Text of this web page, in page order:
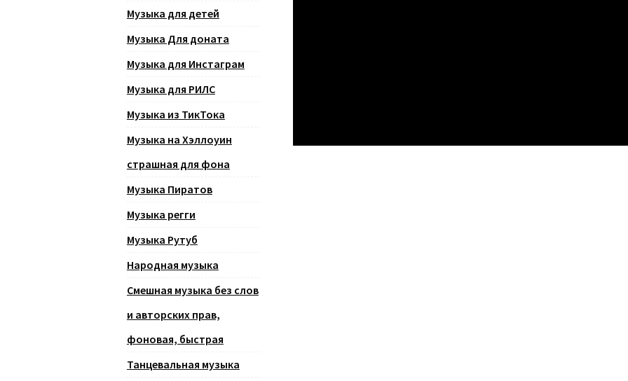
Музыка для детей
Музыка Для доната
Музыка для Инстаграм
Музыка для РИЛС
Музыка из ТикТока
Музыка на Хэллоуин
страшная для фона
Музыка Пиратов
Музыка регги
Музыка Рутуб
Народная музыка
Смешная музыка без слов
и авторских прав,
фоновая, быстрая
Танцевальная музыка